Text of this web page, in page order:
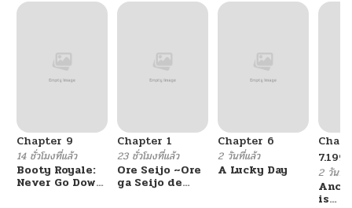
Chapter 9
14 ชั่วโมงที่แล้ว
Booty Royale:
Never Go Down
Chapter 1
23 ชั่วโมงที่แล้ว
Ore Seijo ~Ore
ga Seijo de
Chapter 6
2 วันที่แล้ว
A Lucky Day 2 วันที่แ
is